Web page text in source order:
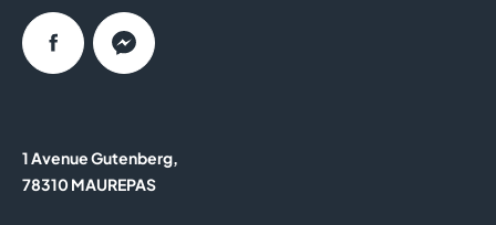
1 Avenue Gutenberg,
78310 MAUREPAS
FacebookMessenger